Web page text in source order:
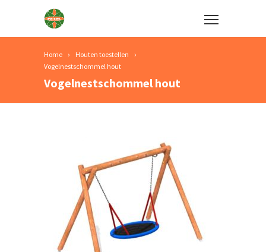
Home
Houten toestellen
Vogelnestschommel hout
Vogelnestschommel hout